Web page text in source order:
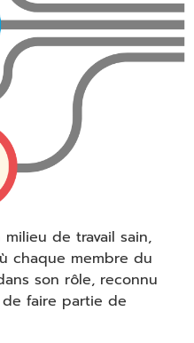
de travail sain,
chaque membre du
son rôle, reconnu
faire partie de